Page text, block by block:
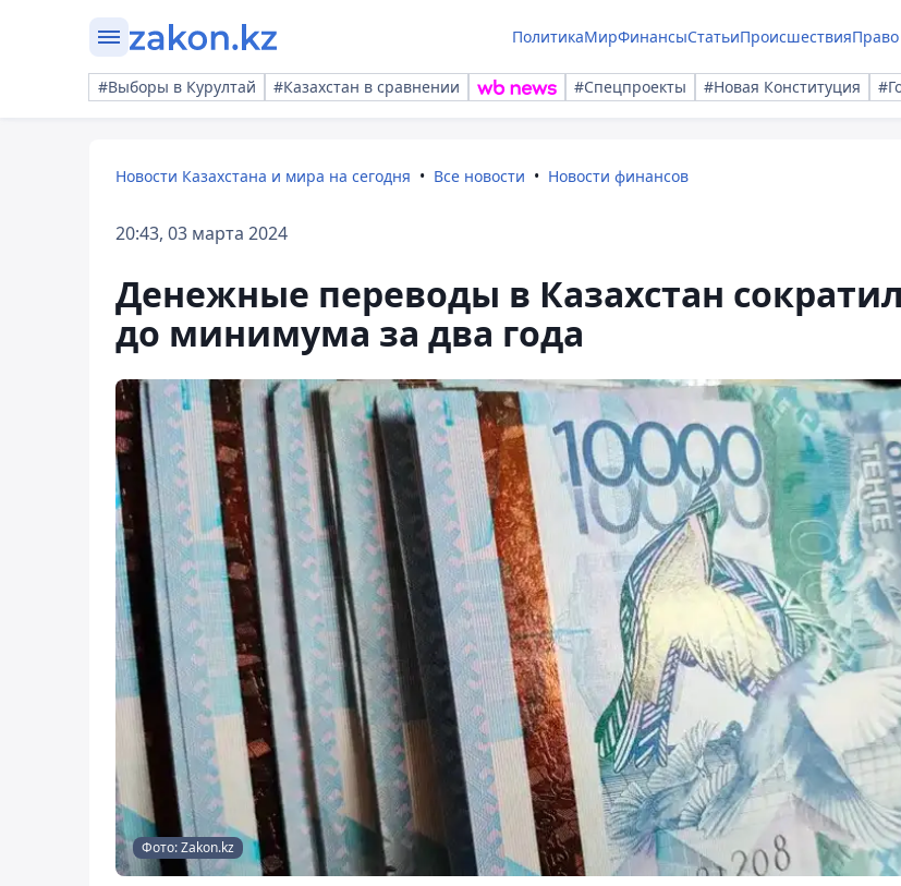
ПолитикаМирФинансыСтатьиПроисшествияПраво
#Выборы в Курултай #Казахстан в сравнении #Спецпроекты #Новая Конституция
Новости Казахстана и мира на сегодня Все новости Новости финансов
20:43, 03 марта 2024
Денежные переводы в Казахстан
до минимума за два года
Фото: Zakon.kz